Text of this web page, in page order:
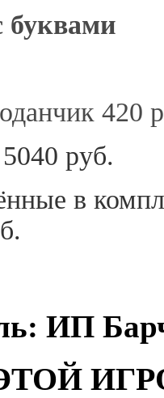
буквами
420
руб.
в
ИП